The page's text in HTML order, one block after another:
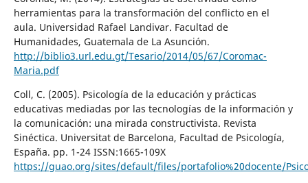
herramientas para la transformación del conflicto en el
aula. Universidad Rafael Landivar. Facultad de
Humanidades, Guatemala de La Asunción.
http://biblio3.url.edu.gt/Tesario/2014/05/67/Coromac-
Maria.pdf
Coll, C. (2005). Psicología de la educación y prácticas
educativas mediadas por las tecnologías de la información y
la comunicación: una mirada constructivista. Revista
Sinéctica. Universitat de Barcelona, Facultad de Psicología,
España. pp. 1-24 ISSN:1665-109X
https://guao.org/sites/default/files/portafolio%20docente/